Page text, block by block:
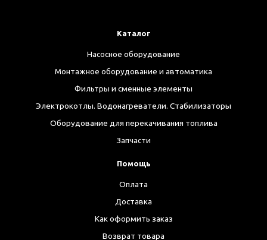
Каталог
Насосное оборудование
Монтажное оборудование и автоматика
Фильтры и сменные элементы
Электрокотлы. Водонагреватели. Стабилизаторы
Оборудование для перекачивания топлива
Запчасти
Помощь
Оплата
Доставка
Как оформить заказ
Возврат товара